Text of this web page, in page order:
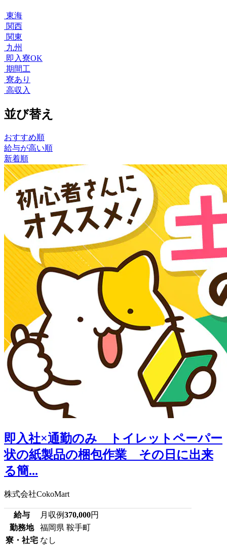
東海
関西
関東
九州
即入寮OK
期間工
寮あり
高収入
並び替え
おすすめ順
給与が高い順
新着順
即入社×通勤のみ トイレットペーパー
状の紙製品の梱包作業 その日に出来
る簡...
株式会社CokoMart
給与 月収例370,000円
勤務地
福岡県 鞍手町
寮・社宅 なし